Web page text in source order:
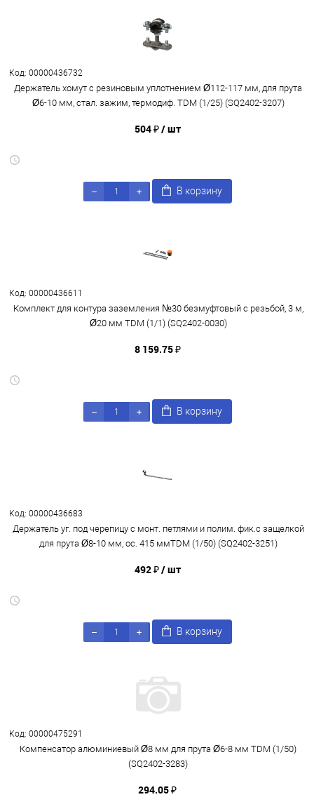
Код: 00000436732
Держатель хомут с резиновым уплотнением Ø112-117 мм, для прута
Ø6-10 мм, стал. зажим, термодиф. TDM (1/25) (SQ2402-3207)
504 ₽/ шт
В корзину
Код: 00000436611
Комплект для контура заземления №30 безмуфтовый с резьбой, 3 м,
Ø20 мм TDM (1/1) (SQ2402-0030)
8 159.75 ₽
В корзину
Код: 00000436683
Держатель уг. под черепицу с монт. петлями и полим. фик.с защелкой
для прута Ø8-10 мм, ос. 415 ммTDM (1/50) (SQ2402-3251)
492 ₽/ шт
В корзину
Код: 00000475291
Компенсатор алюминиевый Ø8 мм для прута Ø6-8 мм TDM (1/50)
(SQ2402-3283)
294.05 ₽